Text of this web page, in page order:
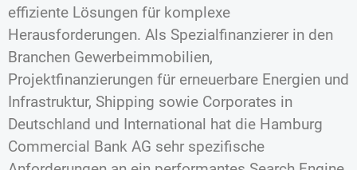
effiziente Lösungen für komplexe
Herausforderungen. Als Spezialfinanzierer in den
Branchen Gewerbeimmobilien,
Projektfinanzierungen für erneuerbare Energien und
Infrastruktur, Shipping sowie Corporates in
Deutschland und International hat die Hamburg
Commercial Bank AG sehr spezifische